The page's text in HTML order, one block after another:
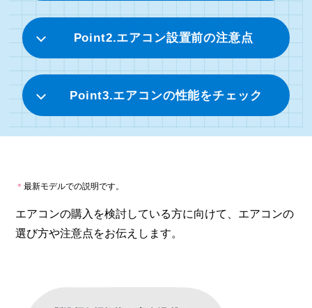
Point2.エアコン設置前の注意点
Point3.エアコンの性能をチェック
＊最新モデルでの説明です。
エアコンの購入を検討している方に向けて、エアコンの
選び方や注意点をお伝えします。